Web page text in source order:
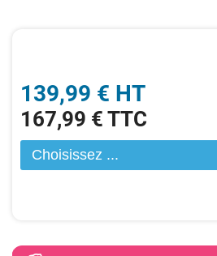
139,99 € HT
167,99 € TTC